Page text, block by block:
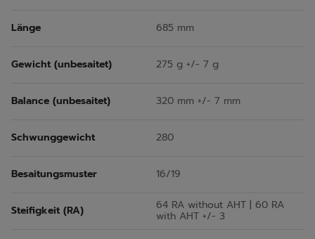
Länge 685 mm
Gewicht (unbesaitet) 275 g +/- 7 g
Balance (unbesaitet) 320 mm +/- 7 mm
Schwunggewicht 280
Besaitungsmuster 16/19
Steifigkeit (RA) 64 RA without AHT | 60 RA
with AHT +/- 3